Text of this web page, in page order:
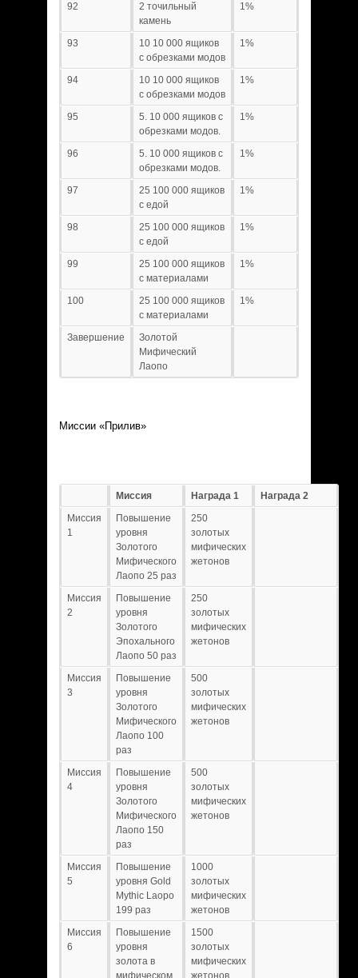
92
2 точильный
камень
1%
93
10 10 000 ящиков
с обрезками модов
1%
94
10 10 000 ящиков
с обрезками модов
1%
95
5. 10 000 ящиков с
обрезками модов.
1%
96
5. 10 000 ящиков с
обрезками модов.
1%
97
25 100 000 ящиков
с едой
1%
98
25 100 000 ящиков
с едой
1%
99
25 100 000 ящиков
с материалами
1%
100
25 100 000 ящиков
с материалами
1%
Завершение
Золотой
Мифический
Лаопо
Миссии «Прилив»
Миссия Награда 1
Награда 2
Миссия
1
Повышение
уровня
Золотого
Мифического
Лаопо 25 раз
250
золотых
мифических
жетонов
Миссия
2
Повышение
уровня
Золотого
Эпохального
Лаопо 50 раз
250
золотых
мифических
жетонов
Миссия
3
Повышение
уровня
Золотого
Мифического
Лаопо 100
раз
500
золотых
мифических
жетонов
Миссия
4
Повышение
уровня
Золотого
Мифического
Лаопо 150
раз
500
золотых
мифических
жетонов
Миссия
5
Повышение
уровня Gold
Mythic Laopo
199 раз
1000
золотых
мифических
жетонов
Миссия
6
Повышение
уровня
золота в
мифическом
1500
золотых
мифических
жетонов